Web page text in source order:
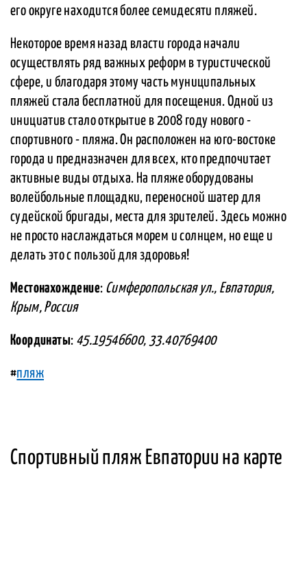
его округе находится более семидесяти пляжей.
Некоторое время назад власти города начали
осуществлять ряд важных реформ в туристической
сфере, и благодаря этому часть муниципальных
пляжей стала бесплатной для посещения. Одной из
инициатив стало открытие в 2008 году нового -
спортивного - пляжа. Он расположен на юго-востоке
города и предназначен для всех, кто предпочитает
активные виды отдыха. На пляже оборудованы
волейбольные площадки, переносной шатер для
судейской бригады, места для зрителей. Здесь можно
не просто наслаждаться морем и солнцем, но еще и
делать это с пользой для здоровья!
Местонахождение: Симферопольская ул., Евпатория,
Крым, Россия
Координаты: 45.19546600, 33.40769400
#пляж
Спортивный пляж Евпатории на карте